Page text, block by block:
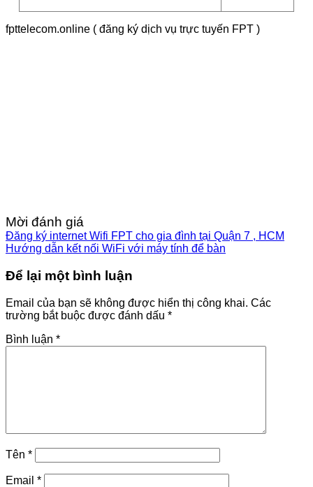
fpttelecom.online ( đăng ký dịch vụ trực tuyến FPT )
Mời đánh giá
Đăng ký internet Wifi FPT cho gia đình tại Quận 7 , HCM
Hướng dẫn kết nối WiFi với máy tính để bàn
Để lại một bình luận
Email của bạn sẽ không được hiển thị công khai. Các
trường bắt buộc được đánh dấu *
Bình luận *
Tên *
Email *